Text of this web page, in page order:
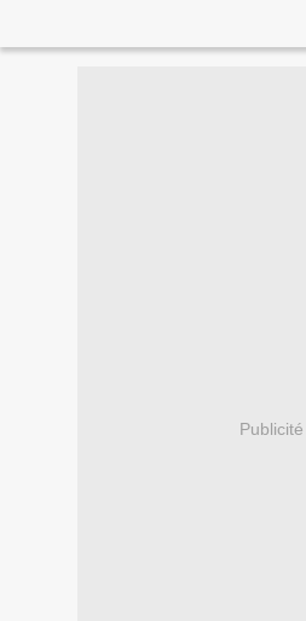
Publicité